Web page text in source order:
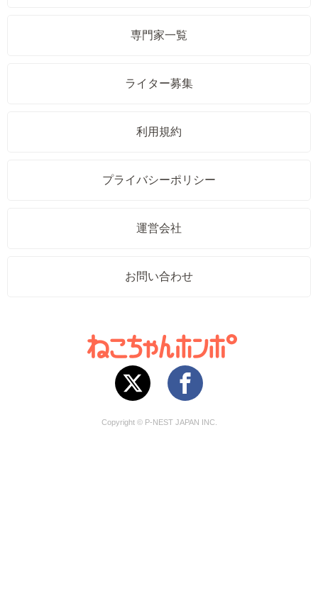
専門家一覧
ライター募集
利用規約
プライバシーポリシー
運営会社
お問い合わせ
Copyright © P-NEST JAPAN INC.